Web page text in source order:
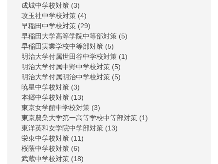
成城中学校対策 (3)
攻玉社中学校対策 (4)
早稲田中学校対策 (29)
早稲田大学高等学院中等部対策 (5)
早稲田実業学校中等部対策 (5)
明治大学付属世田谷中学校対策 (1)
明治大学付属中野中学校対策 (5)
明治大学付属明治中学校対策 (5)
暁星中学校対策 (3)
本郷中学校対策 (13)
東京女学館中学校対策 (3)
東京農業大学第一高等学校中等部対策 (1)
東洋英和女学院中学部対策 (13)
栄東中学校対策 (11)
桜蔭中学校対策 (6)
武蔵中学校対策 (18)